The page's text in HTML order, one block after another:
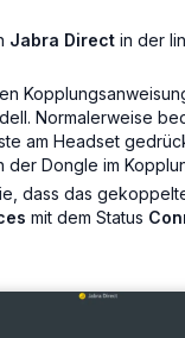
Jabra Direct in der
Normalerweise
am Headset
der Dongle im
dass das
mit dem Status